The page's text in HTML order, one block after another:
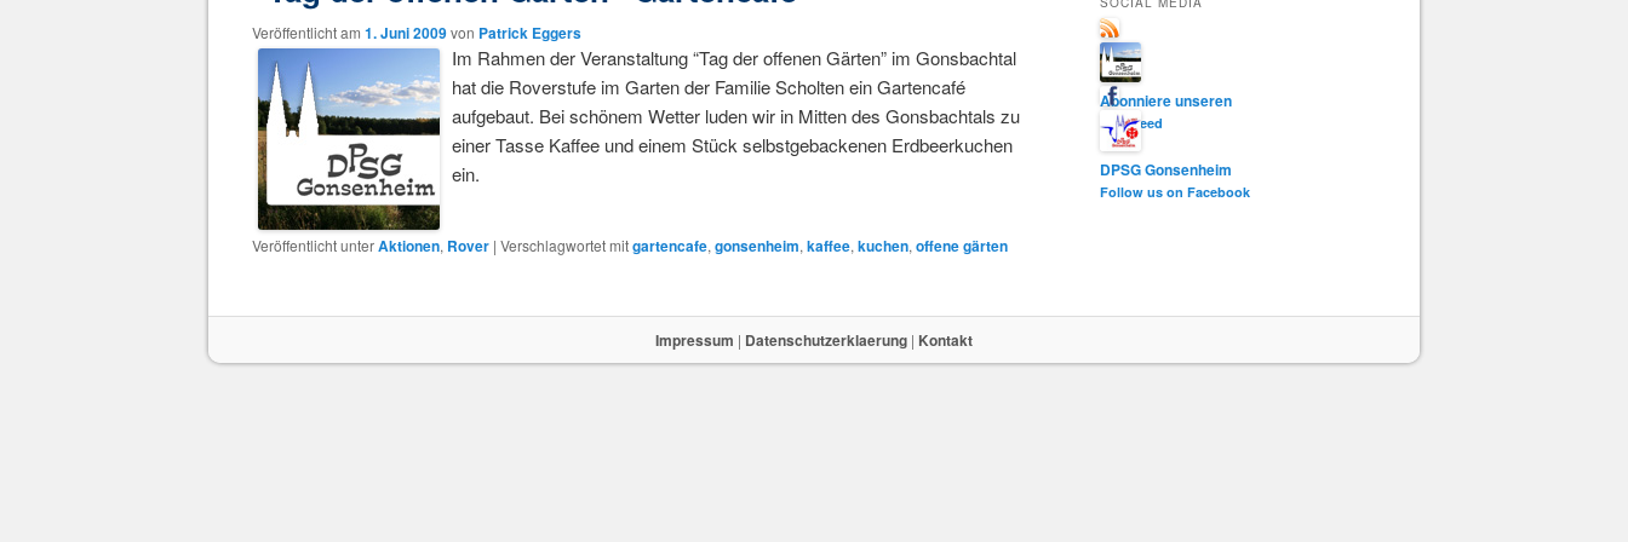
Veröffentlicht am 1. Juni 2009von Patrick Eggers
Im Rahmen der Veranstaltung “Tag der offenen Gärten” im Gonsbachtal
hat die Roverstufe im Garten der Familie Scholten ein Gartencafé
aufgebaut. Bei schönem Wetter luden wir in Mitten des Gonsbachtals zu
einer Tasse Kaffee und einem Stück selbstgebackenen Erdbeerkuchen
ein.
Veröffentlicht unterAktionen, Rover | Verschlagwortet mitgartencafe, gonsenheim, kaffee, kuchen, offene gärten
e
n
Abonniere unseren
RSS-Feed
DPSG Gonsenheim
Follow us on Facebook
Impressum | Datenschutzerklaerung | Kontakt